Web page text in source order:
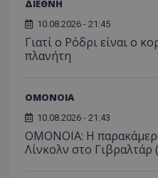
ΔΙΕΘΝΗ
10.08.2026 - 21:45
Γιατί ο Ρόδρι είναι ο
πλανήτη
ΟΜΟΝΟΙΑ
10.08.2026 - 21:43
OMONOIA: Η
Λίνκολν στο Γιβραλτάρ